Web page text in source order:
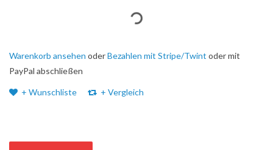
Warenkorb ansehen oderBezahlen mit Stripe/Twint oder mit
PayPal abschließen
+ Wunschliste + Vergleich